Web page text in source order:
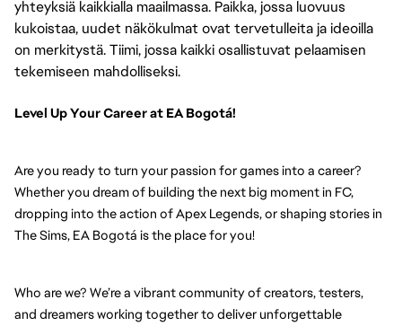
yhteyksiä kaikkialla maailmassa. Paikka, jossa luovuus
kukoistaa, uudet näkökulmat ovat tervetulleita ja ideoilla
on merkitystä. Tiimi, jossa kaikki osallistuvat pelaamisen
tekemiseen mahdolliseksi.
Level Up Your Career at EA Bogotá!
Are you ready to turn your passion for games into a career?
Whether you dream of building the next big moment in FC,
dropping into the action of Apex Legends, or shaping stories in
The Sims, EA Bogotá is the place for you!
Who are we? We’re a vibrant community of creators, testers,
and dreamers working together to deliver unforgettable